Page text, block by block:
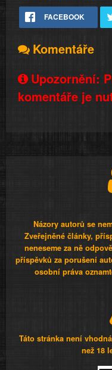
FACEBOOK
Komentáře
Upozornění:
komentáře je
Názory autorů se
Zveřejněné články,
neneseme za ně
příspěvků za porušení
osobní práva
Táto stránka není
než 18